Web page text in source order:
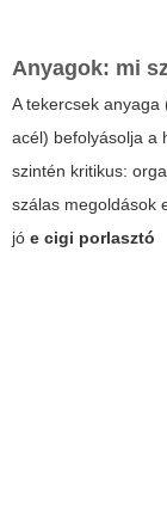
Anyagok: mi
A tekercsek
acél) befolyásolja a
szintén kritikus:
szálas megoldások
jó e cigi porlasztó